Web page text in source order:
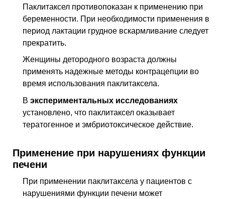
Паклитаксел противопоказан к применению при
беременности. При необходимости применения в
период лактации грудное вскармливание следует
прекратить.
Женщины детородного возраста должны
применять надежные методы контрацепции во
время использования паклитаксела.
В экспериментальных исследованиях
установлено, что паклитаксел оказывает
тератогенное и эмбриотоксическое действие.
Применение при нарушениях функции
печени
При применении паклитаксела у пациентов с
нарушениями функции печени может